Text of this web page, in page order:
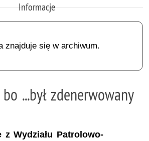
Informacje
znajduje się w archiwum.
...był zdenerwowany
z Wydziału Patrolowo-